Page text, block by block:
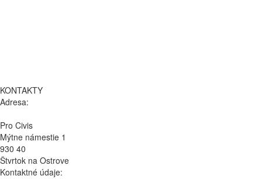
KONTAKTY
Adresa:
Pro Civis
Mýtne námestie 1
930 40
Štvrtok na Ostrove
Kontaktné údaje: